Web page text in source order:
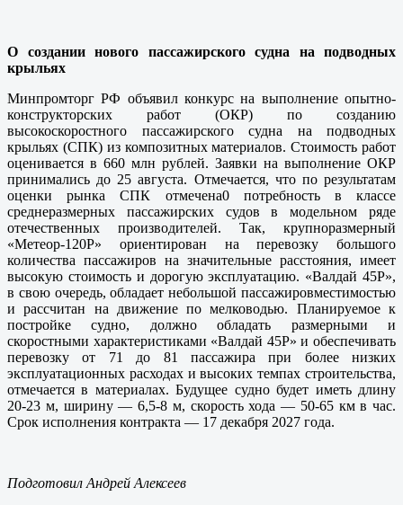
О создании нового пассажирского судна на подводных
крыльях
Минпромторг РФ объявил конкурс на выполнение опытно-
конструкторских работ (ОКР) по созданию
высокоскоростного пассажирского судна на подводных
крыльях (СПК) из композитных материалов. Стоимость работ
оценивается в 660 млн рублей. Заявки на выполнение ОКР
принимались до 25 августа. Отмечается, что по результатам
оценки рынка СПК отмечена0 потребность в классе
среднеразмерных пассажирских судов в модельном ряде
отечественных производителей. Так, крупноразмерный
«Метеор-120Р» ориентирован на перевозку большого
количества пассажиров на значительные расстояния, имеет
высокую стоимость и дорогую эксплуатацию. «Валдай 45Р»,
в свою очередь, обладает небольшой пассажировместимостью
и рассчитан на движение по мелководью. Планируемое к
постройке судно, должно обладать размерными и
скоростными характеристиками «Валдай 45Р» и обеспечивать
перевозку от 71 до 81 пассажира при более низких
эксплуатационных расходах и высоких темпах строительства,
отмечается в материалах. Будущее судно будет иметь длину
20-23 м, ширину — 6,5-8 м, скорость хода — 50-65 км в час.
Срок исполнения контракта — 17 декабря 2027 года.
Подготовил Андрей Алексеев